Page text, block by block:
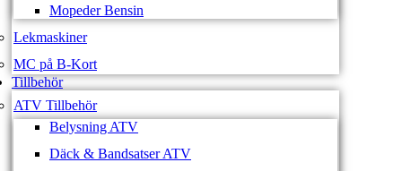
Mopeder Bensin
Lekmaskiner
MC på B-Kort
Tillbehör
ATV Tillbehör
Belysning ATV
Däck & Bandsatser ATV